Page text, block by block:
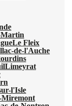
Martin
Le Fleix
de-l'Auche
Limeyrat
l'Isle
Miremont